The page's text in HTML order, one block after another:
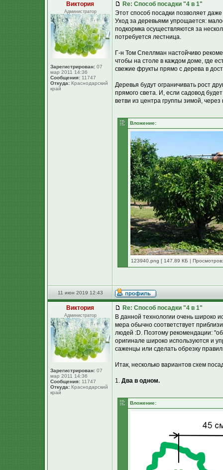
Виктория
Администратор
Зарегистрирован: 07
мар 2011 14:36
Сообщения: 11747
Откуда: Краснодарский
край
Re: Способ посадки "4 в 1"
Этот способ посадки позволяет
Уход за деревьями упрощается:
подкормка осуществляются за
потребуется лестница.
Г-н Том Спеллман настойчиво
чтобы на столе в каждом доме, где
свежие фрукты прямо с дерева в
Деревья будут ограничивать рост
прямого света. И, если садовод
ветви из центра группы зимой,
Вложение:
123940.png [ 147.89 КБ |
11 июн 2019 12:43
Виктория
Администратор
Зарегистрирован: 07
мар 2011 14:36
Сообщения: 11747
Откуда: Краснодарский
край
Re: Способ посадки "4 в 1"
В данной технологии очень широко
мера обычно соответствует
людей :D. Поэтому рекомендации:
оригинале широко используются и
саженцы или сделать обрезку
Итак, несколько вариантов схем
1. Два в одном.
Вложение: